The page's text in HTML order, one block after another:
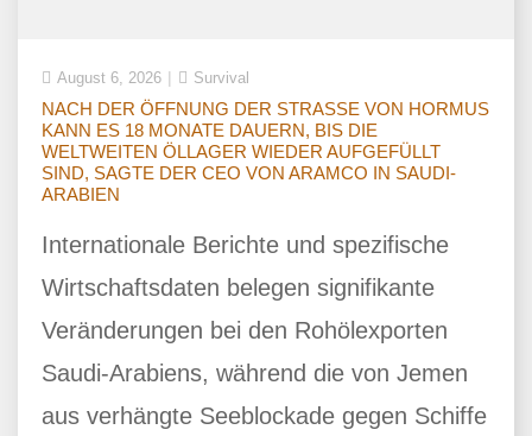
August 6, 2026 Survival
NACH DER ÖFFNUNG DER STRASSE VON HORMUS
KANN ES 18 MONATE DAUERN, BIS DIE
WELTWEITEN ÖLLAGER WIEDER AUFGEFÜLLT
SIND, SAGTE DER CEO VON ARAMCO IN SAUDI-
ARABIEN
Internationale Berichte und spezifische
Wirtschaftsdaten belegen signifikante
Veränderungen bei den Rohölexporten
Saudi-Arabiens, während die von Jemen
aus verhängte Seeblockade gegen Schiffe